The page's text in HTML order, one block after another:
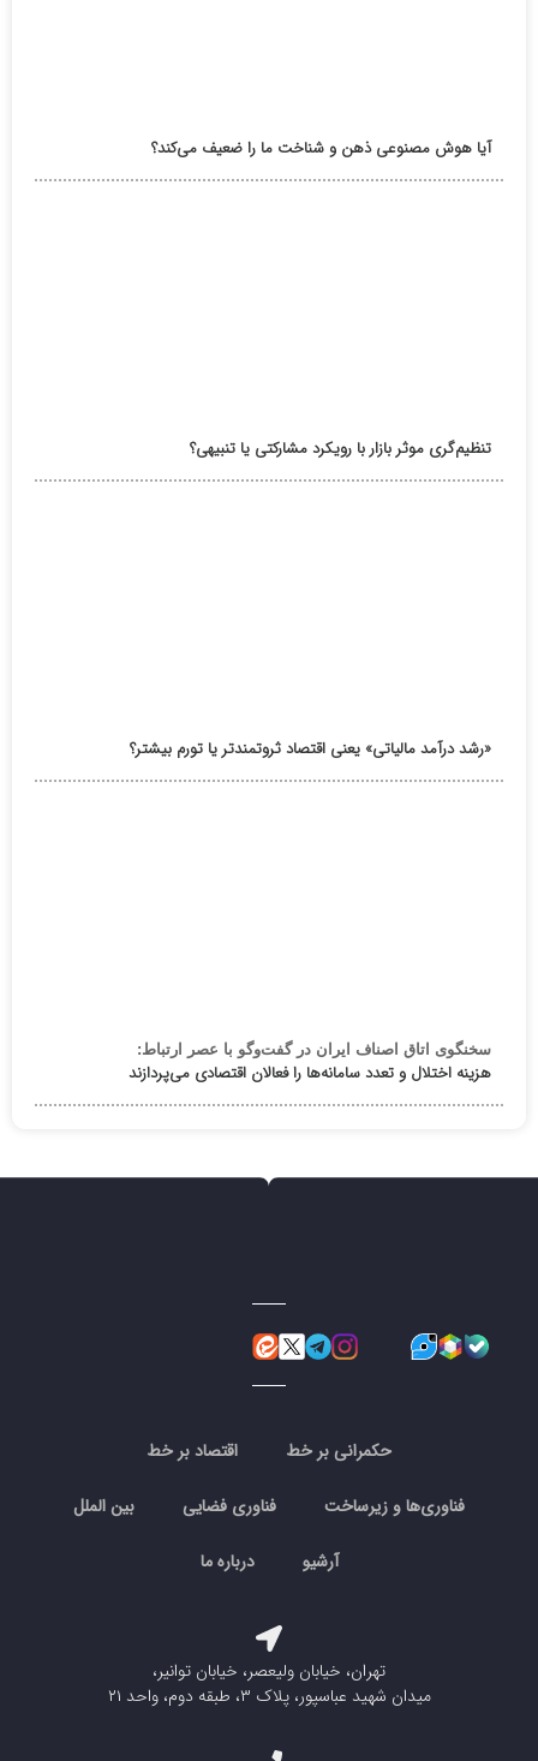
آیا هوش مصنوعی ذهن و شناخت ما را ضعیف می‌کند؟
تنظیم‌گری موثر بازار با رویکرد مشارکتی یا تنبیهی؟
«رشد درآمد مالیاتی» یعنی اقتصاد ثروتمندتر یا تورم بیشتر؟
سخنگوی اتاق اصناف ایران در گفت‌وگو با عصر ارتباط:
هزینه اختلال و تعدد سامانه‌ها را فعالان اقتصادی می‌پردازند
حکمرانی بر خط اقتصاد بر خط
فناوری‌ها و زیرساخت فناوری فضایی بین الملل
آرشیو درباره ما
تهران، خیابان ولیعصر، خیابان توانیر،
میدان شهید عباسپور، پلاک ۳، طبقه دوم، واحد ۲۱